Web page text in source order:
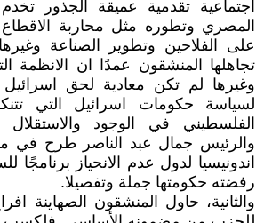
اجتماعية تقدمية عميقة الجذور
المصري وتطوره مثل محاربة الاقطاع
على الفلاحين وتطوير الصناعة
تجاهلها المنشقون عمدًا ان الانظمة
وغيرها لم تكن معادية لحق
لسياسة حكومات اسرائيل التي
الفلسطيني في الوجود والاستقلال
والرئيس جمال عبد الناصر طرح في
اندونيسيا لدول عدم الانحياز برنامجًا
رفضته حكومتها جملة وتفصيلا.
والثانية، حاول المنشقون الصهاينة